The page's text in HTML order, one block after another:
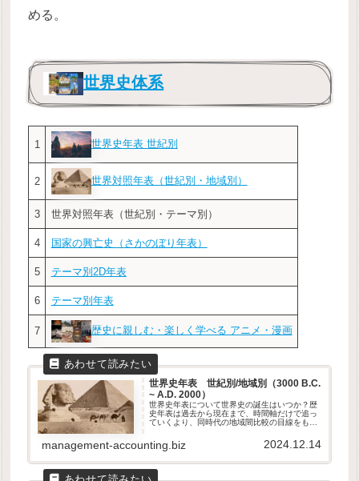
める。
世界史体系
1 世界史年表 世紀別
2 世界対照年表（世紀別・地域別）
3 世界対照年表（世紀別・テーマ別）
4 国家の興亡史（さかのぼり年表）
5 テーマ別2D年表
6 テーマ別年表
7 歴史に親しむ・楽しく学べる アニメ・漫画
世界史年表 世紀別/地域別（3000 B.C.
~ A.D. 2000）
世界史年表について世界史の誕生はいつか？歴
史年表は過去から現在まで、時間軸だけで追っ
ていくより、同時代の地域間比較の目線をもっ
の2次元（2D）で世界史年表を読めるようにな
るのがいい。年表は、「縦読み...
management-accounting.biz 2024.12.14